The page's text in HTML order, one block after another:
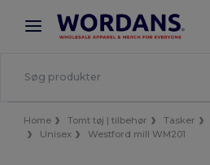
× Wordans-app
Bedre priser i appen!
Home Tomt tøj | tilbehør Tasker
Unisex
Westford mill WM201